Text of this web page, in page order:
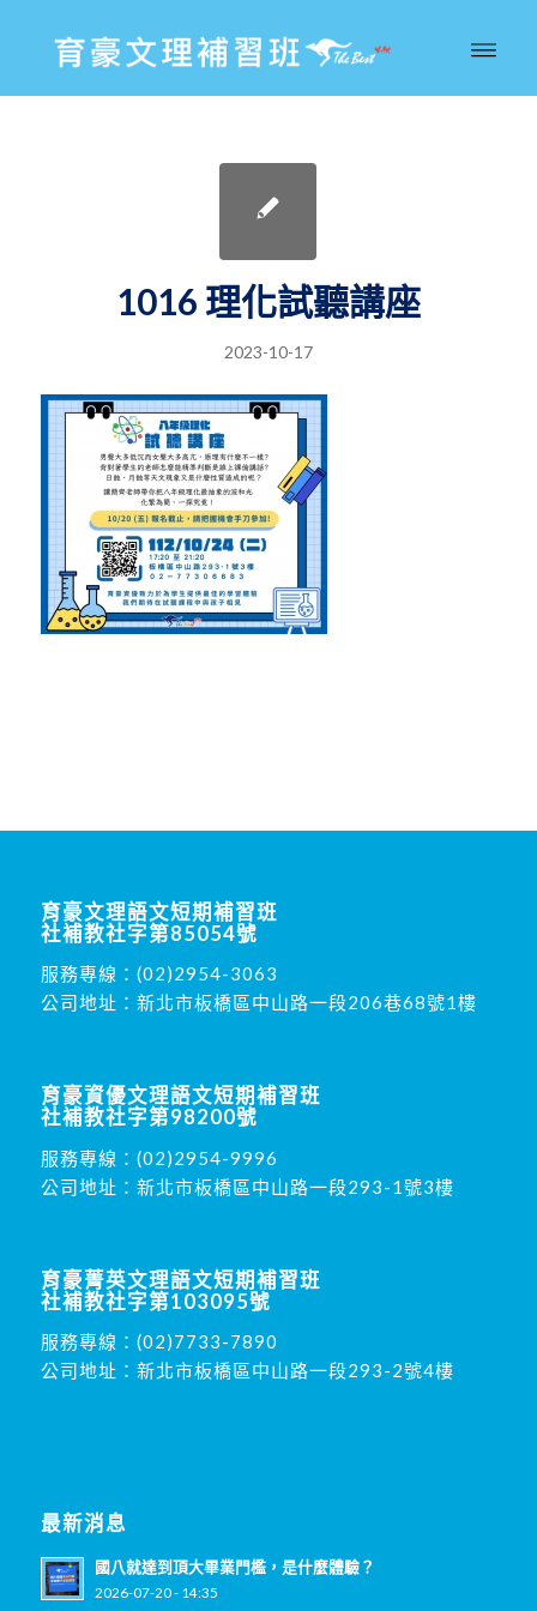
1016 理化試聽講座
2023-10-17
育豪文理語文短期補習班
社補教社字第85054號
服務專線： (02)2954-3063
公司地址：新北市板橋區中山路一段206巷68號1樓
育豪資優文理語文短期補習班
社補教社字第98200號
服務專線： (02)2954-9996
公司地址：新北市板橋區中山路一段293-1號3樓
育豪菁英文理語文短期補習班
社補教社字第103095號
服務專線： (02)7733-7890
公司地址：新北市板橋區中山路一段293-2號4樓
最新消息
國八就達到頂大畢業門檻，是什麼體驗？
2026-07-20 - 14:35